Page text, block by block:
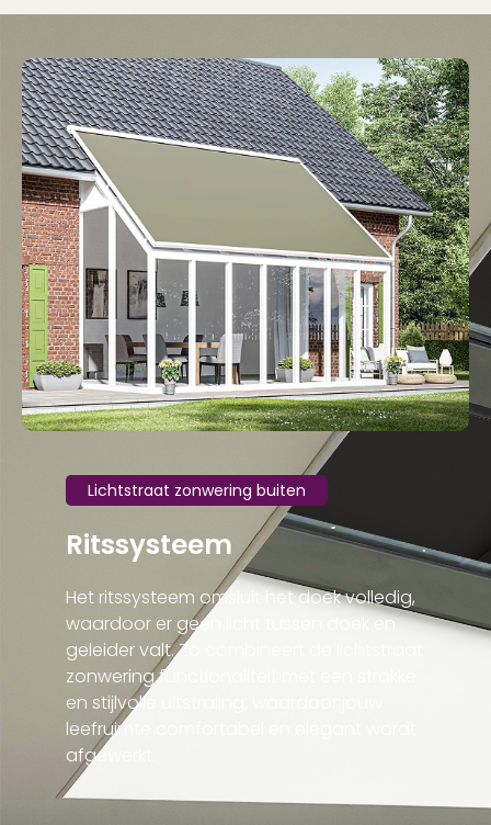
Lichtstraat zonwering buiten
Ritssysteem
Het ritssysteem omsluit het doek volledig,
waardoor er geen licht tussen doek en
geleider valt. Zo combineert de lichtstraat
zonwering functionaliteit met een strakke
en stijlvolle uitstraling, waardoor jouw
leefruimte comfortabel en elegant wordt
afgewerkt.